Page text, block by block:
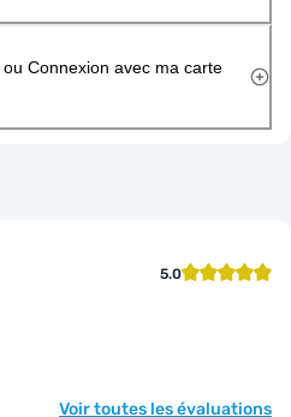
Connexion avec ma carte
5.0
Voir toutes les évaluations